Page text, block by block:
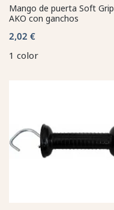
Mango de puerta Soft Grip
AKO con ganchos
2,02 €
1 color